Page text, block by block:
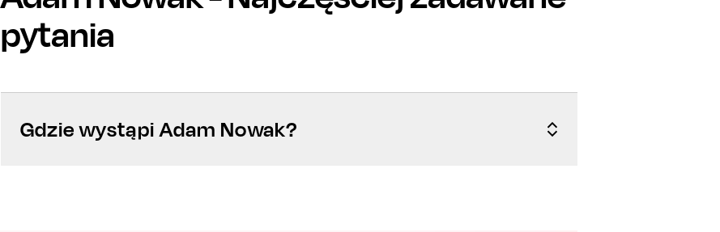
pytania
Gdzie wystąpi Adam Nowak?